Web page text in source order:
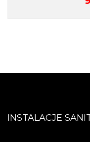
INSTALACJE